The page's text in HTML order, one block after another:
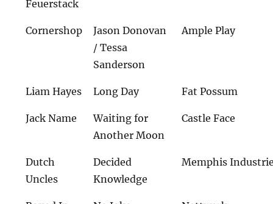
Feuerstack
Cornershop
Jason Donovan
/ Tessa
Sanderson
Ample Play
Liam Hayes Long Day Fat Possum
Jack Name
Waiting for
Another Moon
Castle Face
Dutch
Uncles
Decided
Knowledge
Memphis